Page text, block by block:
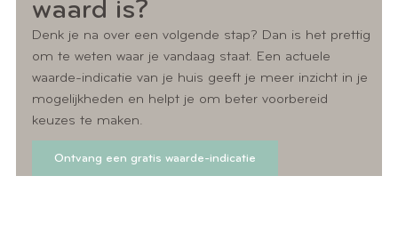
waard is?
Denk je na over een volgende stap? Dan is het prettig
om te weten waar je vandaag staat. Een actuele
waarde-indicatie van je huis geeft je meer inzicht in je
mogelijkheden en helpt je om beter voorbereid
keuzes te maken.
Ontvang een gratis waarde-indicatie